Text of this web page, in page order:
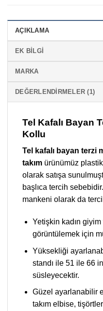
AÇIKLAMA
EK BILGI
MARKA
DEĞERLENDIRMELER (1)
Tel Kafalı Bayan
Kollu
Tel kafalı bayan terzi
takım ürünümüz
olarak satışa
başlıca tercih
mankeni olarak da
Yetişkin kadın giyim
görüntülemek için
Yüksekliği
standı ile 51 ile 66
süsleyecektir.
Güzel ayarlanabilir
takım elbise,